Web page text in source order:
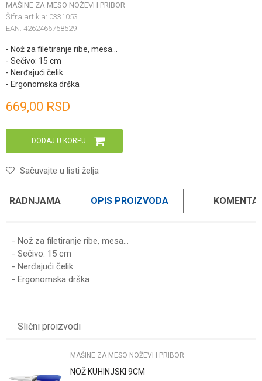
MAŠINE ZA MESO NOŽEVI I PRIBOR
Šifra artikla: 0331053
EAN: 4262466758529
- Nož za filetiranje ribe, mesa...
- Sečivo: 15 cm
- Nerđajući čelik
- Ergonomska drška
669,00 RSD
DODAJ U KORPU
Sačuvajte u listi želja
RADNJAMA OPIS PROIZVODA
- Nož za filetiranje ribe, mesa...
- Sečivo: 15 cm
- Nerđajući čelik
- Ergonomska drška
Slični proizvodi
MAŠINE ZA MESO NOŽEVI I PRIBOR
NOŽ KUHINJSKI 9CM